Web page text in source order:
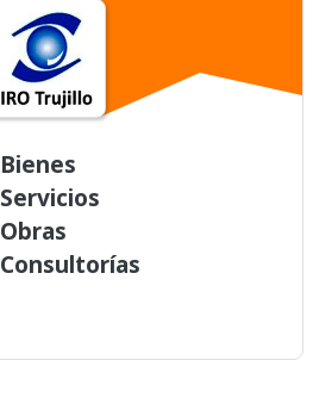
Bienes
Servicios
Obras
Consultorías